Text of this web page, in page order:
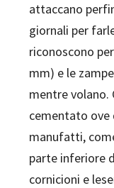
attaccano
giornali per
riconoscono
mm) e le
mentre volano.
cementato ove
manufatti,
parte inferiore
cornicioni e